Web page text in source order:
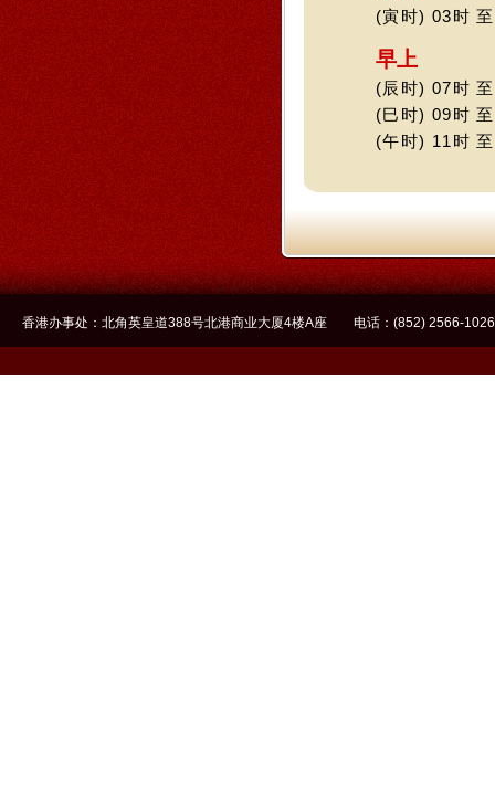
(寅时) 03时
早上
(辰时) 07时
(巳时) 09时
(午时) 11时
香港办事处：北角英皇道388号北港商业大厦4楼A座 电话：(852)